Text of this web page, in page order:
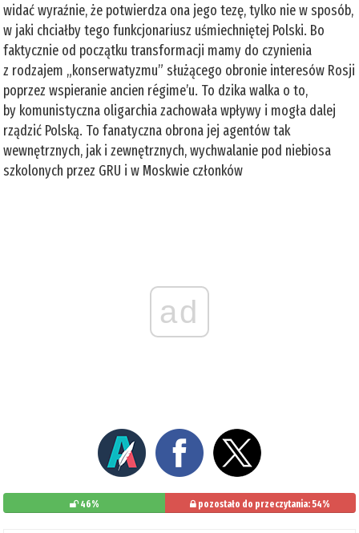
widać wyraźnie, że potwierdza ona jego tezę, tylko nie w sposób,
w jaki chciałby tego funkcjonariusz uśmiechniętej Polski. Bo
faktycznie od początku transformacji mamy do czynienia
z rodzajem „konserwatyzmu” służącego obronie interesów Rosji
poprzez wspieranie ancien régime’u. To dzika walka o to,
by komunistyczna oligarchia zachowała wpływy i mogła dalej
rządzić Polską. To fanatyczna obrona jej agentów tak
wewnętrznych, jak i zewnętrznych, wychwalanie pod niebiosa
szkolonych przez GRU i w Moskwie członków
ad
46% pozostało do przeczytania: 54%